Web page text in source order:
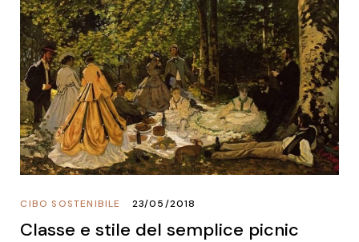
CIBO SOSTENIBILE 23/05/2018
Classe e stile del semplice picnic